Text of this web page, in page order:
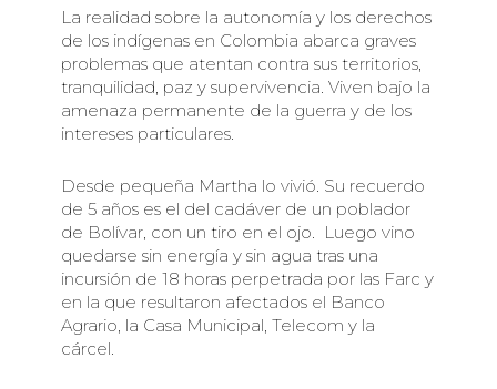
La realidad sobre la autonomía y los derechos
de los indígenas en Colombia abarca graves
problemas que atentan contra sus territorios,
tranquilidad, paz y supervivencia. Viven bajo la
amenaza permanente de la guerra y de los
intereses particulares.
Desde pequeña Martha lo vivió. Su recuerdo
de 5 años es el del cadáver de un poblador
de Bolívar, con un tiro en el ojo. Luego vino
quedarse sin energía y sin agua tras una
incursión de 18 horas perpetrada por las Farc y
en la que resultaron afectados el Banco
Agrario, la Casa Municipal, Telecom y la
cárcel.